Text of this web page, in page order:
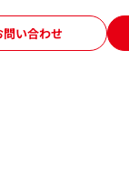
問い合わせ